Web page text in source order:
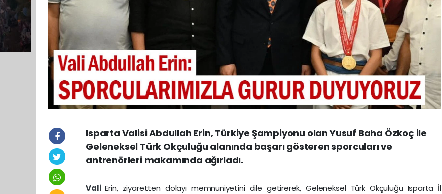
Isparta Valisi Abdullah Erin, Türkiye Şampiyonu olan Yusuf Baha Özkoç ile
Geleneksel Türk Okçuluğu alanında başarı gösteren sporcuları ve
antrenörleri makamında ağırladı.
ValiErin, ziyaretten dolayı memnuniyetini dile getirerek, Geleneksel Türk Okçuluğu Isparta İl